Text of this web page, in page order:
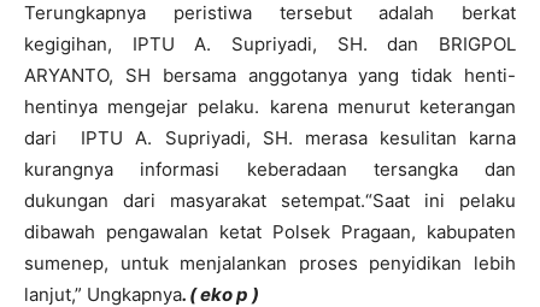
Terungkapnya peristiwa tersebut adalah berkat
kegigihan, IPTU A. Supriyadi, SH. dan BRIGPOL
ARYANTO, SH bersama anggotanya yang tidak henti-
hentinya mengejar pelaku. karena menurut keterangan
dari IPTU A. Supriyadi, SH. merasa kesulitan karna
kurangnya informasi keberadaan tersangka dan
dukungan dari masyarakat setempat.“Saat ini pelaku
dibawah pengawalan ketat Polsek Pragaan, kabupaten
sumenep, untuk menjalankan proses penyidikan lebih
lanjut,” Ungkapnya. ( eko p )